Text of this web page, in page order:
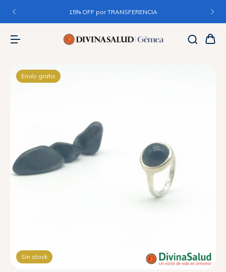
15% OFF por TRANSFERENCIA
Sin stock
Envío gratis